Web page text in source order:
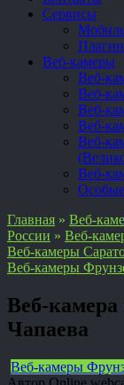
Сервисы
Веб-камеры
Веб-
Веб-
Веб-
Веб-
Веб-
Веб-
Главная » Веб-
России » Веб-
Веб-камеры
Веб-камеры
Веб-камера
Чапаева
Веб-камеры